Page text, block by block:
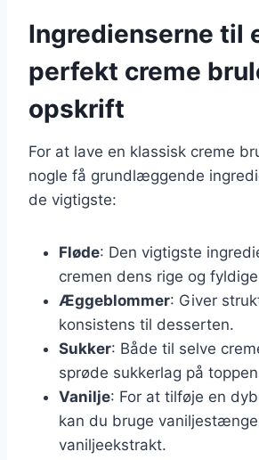
Ingredienserne til
perfekt creme
opskrift
For at lave en klassisk creme
nogle få grundlæggende
de vigtigste:
Fløde: Den vigtigste
cremen dens rige og
Æggeblommer: Giver
konsistens til desserten.
Sukker: Både til selve
sprøde sukkerlag på
Vanilje: For at tilføje en
kan du bruge
vaniljeekstrakt.